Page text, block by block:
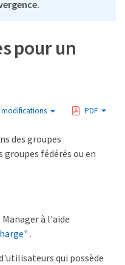
pour un
modifications PDF
des groupes
fédérés ou en
à l'aide
.
qui possède